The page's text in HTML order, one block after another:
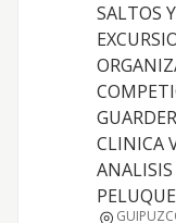
SALTOS
CLINICA